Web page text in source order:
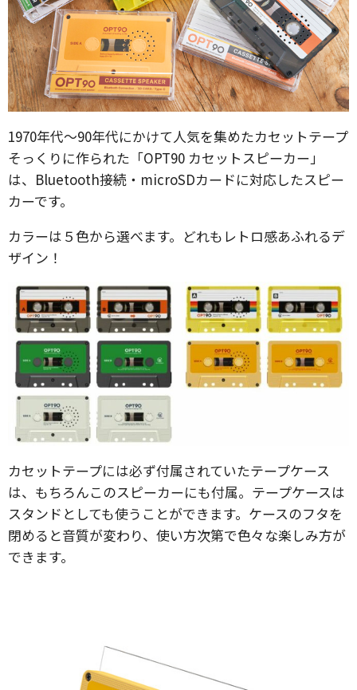
1970年代～90年代にかけて人気を集めたカセットテープ
そっくりに作られた「OPT90 カセットスピーカー」
は、Bluetooth接続・microSDカードに対応したスピー
カーです。
カラーは５色から選べます。どれもレトロ感あふれるデ
ザイン！
カセットテープには必ず付属されていたテープケース
は、もちろんこのスピーカーにも付属。テープケースは
スタンドとしても使うことができます。ケースのフタを
閉めると音質が変わり、使い方次第で色々な楽しみ方が
できます。